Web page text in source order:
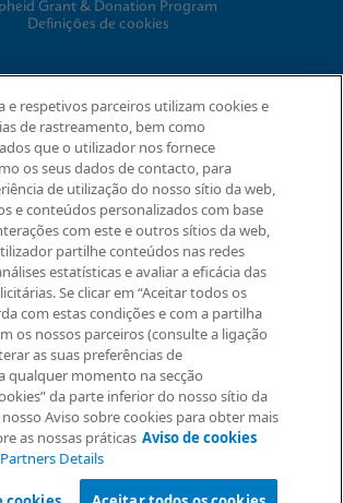
Grant & Donation Program
Definições de cookies
de tratamento de dados
Comunidades de parcerias
de Segurança da Informação
Cepheid®, o logótipo Cepheid, GeneXpert®,
são marcas registadas da Cepheid,
nos E.U.A. e outros países.
e respetivos parceiros utilizam cookies e
de rastreamento, bem como
que o utilizador nos fornece
os seus dados de contacto, para
de utilização do nosso sítio da web,
e conteúdos personalizados com base
com este e outros sítios da web,
partilhe conteúdos nas redes
estatísticas e avaliar a eficácia das
Se clicar em “Aceitar todos os
com estas condições e com a partilha
os nossos parceiros (consulte a ligação
as suas preferências de
qualquer momento na secção
da parte inferior do nosso sítio da
Aviso sobre cookies para obter mais
as nossas práticas Aviso de cookies
Details